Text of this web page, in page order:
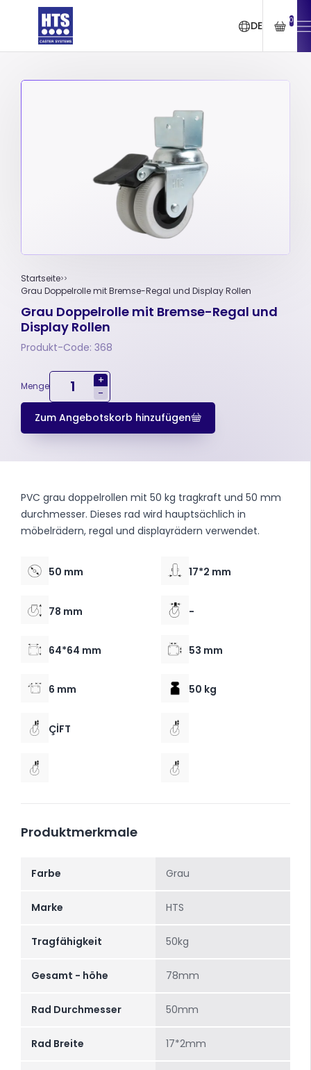
DE 0
Startseite
Grau Doppelrolle mit Bremse-Regal und Display Rollen
Grau Doppelrolle mit Bremse-Regal und
Display Rollen
Produkt-Code: 368
Menge
+
-
Zum Angebotskorb hinzufügen
PVC grau doppelrollen mit 50 kg tragkraft und 50 mm
durchmesser. Dieses rad wird hauptsächlich in
möbelrädern, regal und displayrädern verwendet.
50 mm 17*2 mm
78 mm -
64*64 mm 53 mm
6 mm 50 kg
ÇİFT
Produktmerkmale
Farbe Grau
Marke HTS
Tragfähigkeit 50kg
Gesamt - höhe 78mm
Rad Durchmesser 50mm
Rad Breite 17*2mm